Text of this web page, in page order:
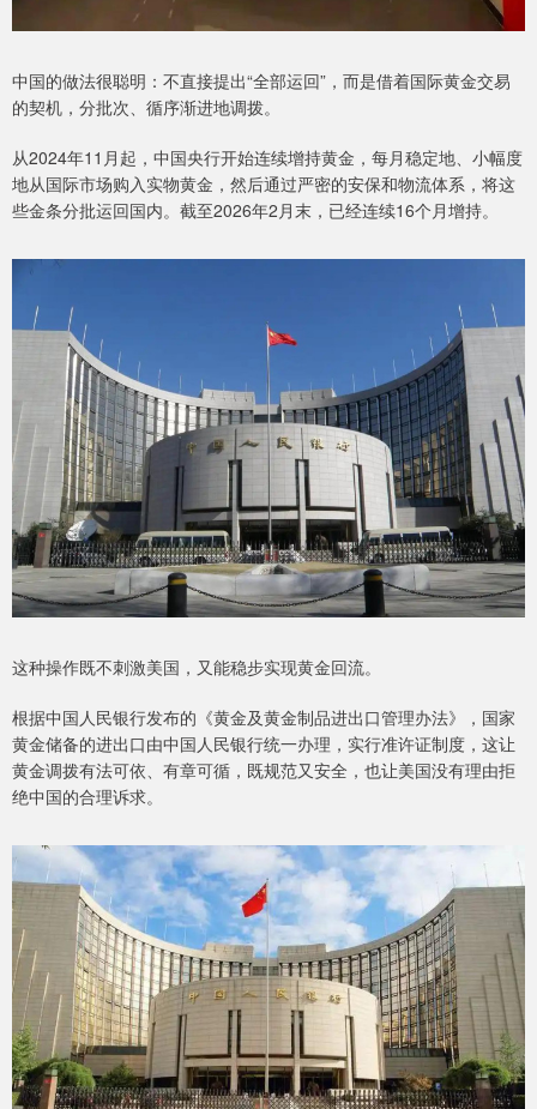
中国的做法很聪明：不直接提出“全部运回”，而是借着国际黄金交易
的契机，分批次、循序渐进地调拨。
从2024年11月起，中国央行开始连续增持黄金，每月稳定地、小幅度
地从国际市场购入实物黄金，然后通过严密的安保和物流体系，将这
些金条分批运回国内。截至2026年2月末，已经连续16个月增持。
这种操作既不刺激美国，又能稳步实现黄金回流。
根据中国人民银行发布的《黄金及黄金制品进出口管理办法》，国家
黄金储备的进出口由中国人民银行统一办理，实行准许证制度，这让
黄金调拨有法可依、有章可循，既规范又安全，也让美国没有理由拒
绝中国的合理诉求。